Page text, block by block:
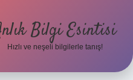
Bilgi Esintisi
Hızlı ve neşeli bilgilerle tanış!